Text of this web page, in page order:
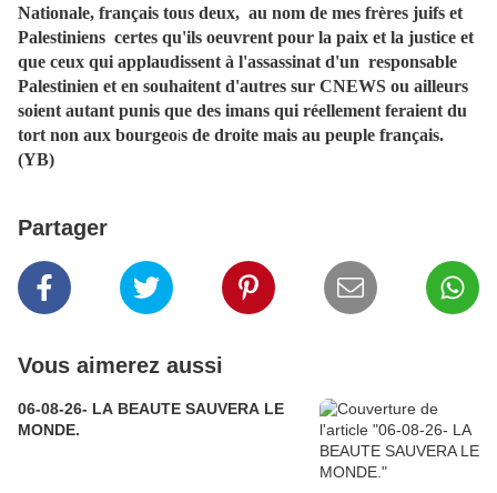
Nationale, français tous deux, au nom de mes frères juifs et
Palestiniens certes qu'ils oeuvrent pour la paix et la justice et
que ceux qui applaudissent à l'assassinat d'un responsable
Palestinien et en souhaitent d'autres sur CNEWS ou ailleurs
soient autant punis que des imans qui réellement feraient du
tort non aux bourgeois de droite mais au peuple français.
(YB)
Partager
Vous aimerez aussi
06-08-26- LA BEAUTE SAUVERA LE
MONDE.